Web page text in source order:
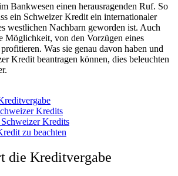
Bankwesen einen herausragenden Ruf. So
ein Schweizer Kredit ein internationaler
westlichen Nachbarn geworden ist. Auch
Möglichkeit, von den Vorzügen eines
Was sie genau davon haben und
Kredit beantragen können, dies beleuchten
Kredits
Kredits
zu beachten
die Kreditvergabe